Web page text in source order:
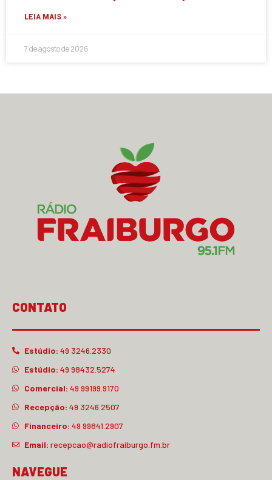
LEIA MAIS »
7 de agosto de 2026
CONTATO
Estúdio: 49 3246.2330
Estúdio: 49 98432.5274
Comercial: 49 99199.9170
Recepção: 49 3246.2507
Financeiro: 49 99841.2907
Email: recepcao@radiofraiburgo.fm.br
NAVEGUE